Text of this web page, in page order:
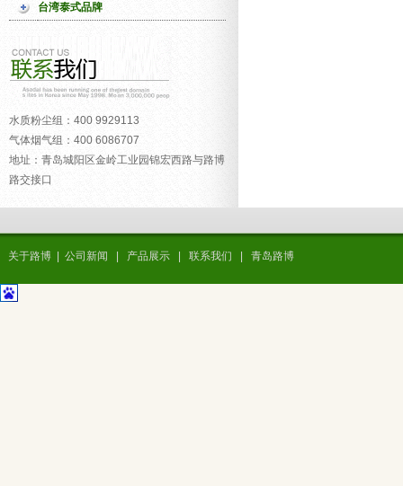
台湾泰式品牌
水质粉尘组：400 9929113
气体烟气组：400 6086707
地址：青岛城阳区金岭工业园锦宏西路与路博
路交接口
关于路博 公司新闻 产品展示 联系我们 青岛路博